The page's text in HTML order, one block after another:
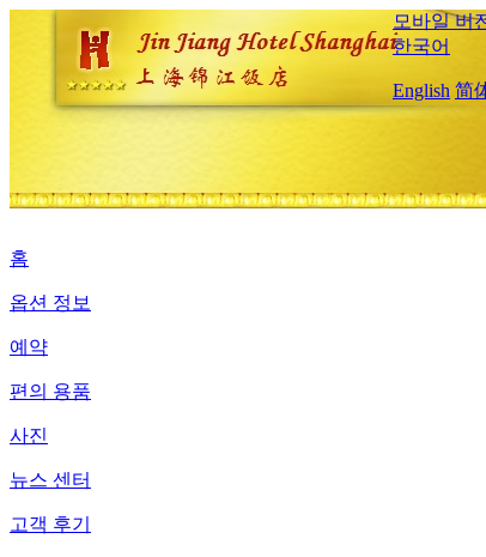
모바일 버
한국어
English 简
홈
옵션 정보
예약
편의 용품
사진
뉴스 센터
고객 후기